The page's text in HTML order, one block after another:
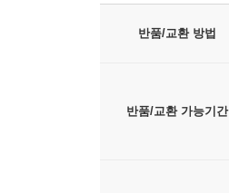
반품/교환 방법
반품/교환 가능기간